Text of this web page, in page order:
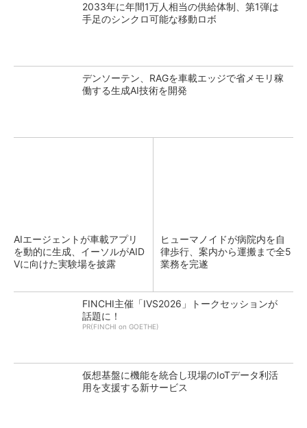
2033年に年間1万人相当の供給体制、第1弾は
手足のシンクロ可能な移動ロボ
デンソーテン、RAGを車載エッジで省メモリ稼
働する生成AI技術を開発
AIエージェントが車載アプリ
を動的に生成、イーソルがAID
Vに向けた実験場を披露
ヒューマノイドが病院内を自
律歩行、案内から運搬まで全5
業務を完遂
FINCHI主催「IVS2026」トークセッションが
話題に！
PR(FINCHI on GOETHE)
仮想基盤に機能を統合し現場のIoTデータ利活
用を支援する新サービス